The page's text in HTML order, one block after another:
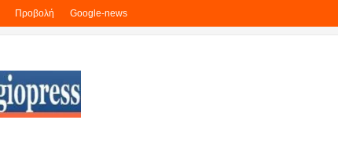
Προβολή Google-news